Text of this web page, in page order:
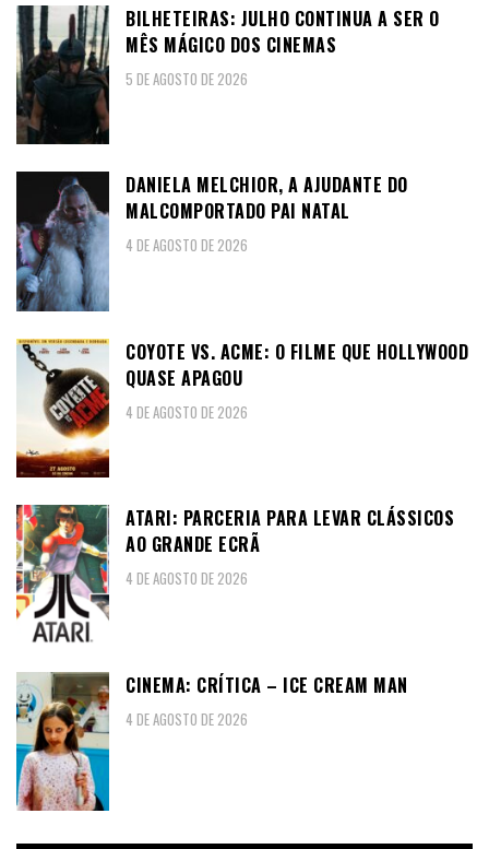
BILHETEIRAS: JULHO CONTINUA A SER O
MÊS MÁGICO DOS CINEMAS
5 DE AGOSTO DE 2026
DANIELA MELCHIOR, A AJUDANTE DO
MALCOMPORTADO PAI NATAL
4 DE AGOSTO DE 2026
COYOTE VS. ACME: O FILME QUE HOLLYWOOD
QUASE APAGOU
4 DE AGOSTO DE 2026
ATARI: PARCERIA PARA LEVAR CLÁSSICOS
AO GRANDE ECRÃ
4 DE AGOSTO DE 2026
CINEMA: CRÍTICA – ICE CREAM MAN
4 DE AGOSTO DE 2026